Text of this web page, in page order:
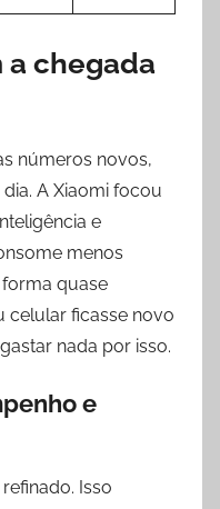
a chegada
números novos,
A Xiaomi focou
e
menos
quase
celular ficasse novo
nada por isso.
e
Isso